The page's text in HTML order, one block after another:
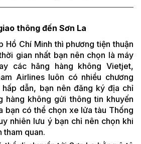
thông đến Sơn La
Hồ Chí Minh thì phương tiện thuận
gian nhất bạn nên chọn là máy
các hãng hàng không Vietjet,
Airlines luôn có nhiều chương
hấp dẫn, bạn nên đăng ký địa chỉ
hàng không gửi thông tin khuyến
bạn có thể chọn xe lửa tàu Thống
nhiên lưu ý bạn chỉ nên chọn khi
tham quan.